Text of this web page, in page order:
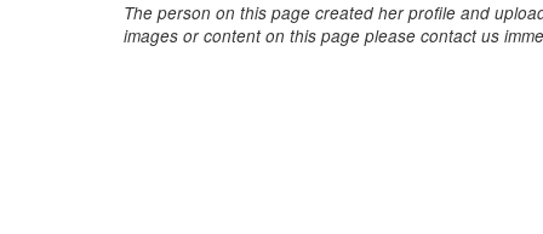
The person on this page created her profile and
images or content on this page please contact us